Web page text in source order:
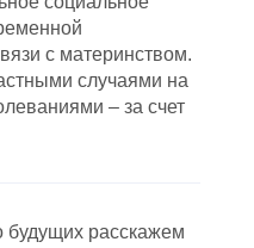
с материнством.
случаями на
– за счет
будущих расскажем